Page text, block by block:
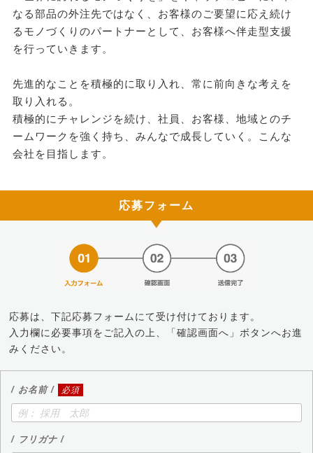
なる部品の外注先ではなく、お客様のご要望に応え続け
るモノづくりのパートナーとして、お客様へ伴走型支援
を行っていきます。
先進的なことを積極的に取り入れ、常に前向きな考えを
取り入れる。
積極的にチャレンジを続け、社員、お客様、地域とのチ
ームワークを強く持ち、みんなで成長していく。こんな
会社を目指します。
応募フォーム
応募は、下記応募フォームにて受け付けております。
入力欄に必要事項をご記入の上、「確認画面へ」ボタンへお進
みください。
/ お名前 / 必須
/ フリガナ /